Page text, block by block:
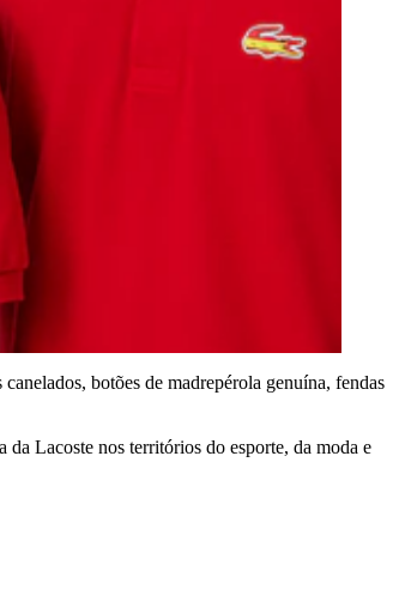
botões de madrepérola genuína, fendas
da Lacoste nos territórios do esporte, da moda e